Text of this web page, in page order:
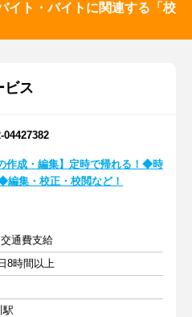
イト・バイトに関連する「校
ビス
04427382
作成・編集】定時で帰れる！◆時
編集・校正・校閲など！
通費支給
8時間以上
駅